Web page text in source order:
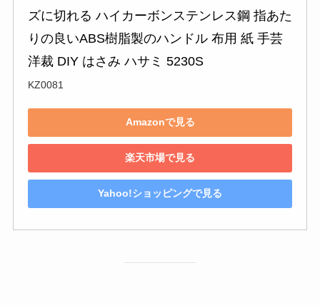
ズに切れる ハイカーボンステンレス鋼 指あた
りの良いABS樹脂製のハンドル 布用 紙 手芸
洋裁 DIY はさみ ハサミ 5230S
KZ0081
Amazonで見る
楽天市場で見る
Yahoo!ショッピングで見る